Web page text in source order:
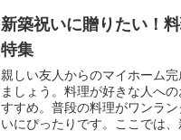
新築祝いに贈りたい！
特集
親しい友人からのマイホーム
ましょう。料理が好きな人へ
すすめ。普段の料理がワンラ
いにぴったりです。ここでは